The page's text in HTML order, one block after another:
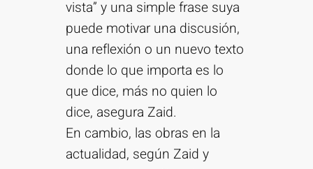
vista” y una simple frase suya
puede motivar una discusión,
una reflexión o un nuevo texto
donde lo que importa es lo
que dice, más no quien lo
dice, asegura Zaid.
En cambio, las obras en la
actualidad, según Zaid y